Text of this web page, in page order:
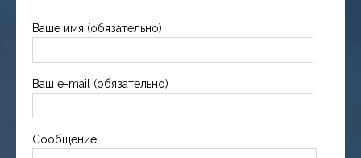
Ваше имя (обязательно)
Ваш e-mail (обязательно)
Сообщение